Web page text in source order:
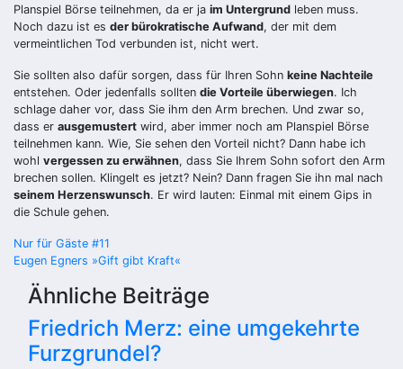
Planspiel Börse teilnehmen, da er ja im Untergrund leben muss.
Noch dazu ist es der bürokratische Aufwand, der mit dem
vermeintlichen Tod verbunden ist, nicht wert.
Sie sollten also dafür sorgen, dass für Ihren Sohn keine Nachteile
entstehen. Oder jedenfalls sollten die Vorteile überwiegen. Ich
schlage daher vor, dass Sie ihm den Arm brechen. Und zwar so,
dass er ausgemustert wird, aber immer noch am Planspiel Börse
teilnehmen kann. Wie, Sie sehen den Vorteil nicht? Dann habe ich
wohl vergessen zu erwähnen, dass Sie Ihrem Sohn sofort den Arm
brechen sollen. Klingelt es jetzt? Nein? Dann fragen Sie ihn mal nach
seinem Herzenswunsch. Er wird lauten: Einmal mit einem Gips in
die Schule gehen.
Beitragsnavigation
Nur für Gäste #11
Eugen Egners »Gift gibt Kraft«
Ähnliche Beiträge
Friedrich Merz: eine umgekehrte
Furzgrundel?